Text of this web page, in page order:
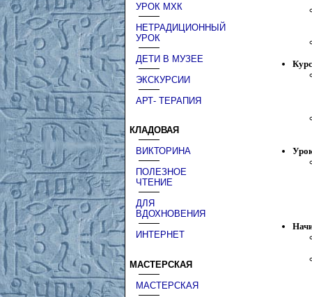
УРОК МХК
НЕТРАДИЦИОННЫЙ
УРОК
ДЕТИ В МУЗЕЕ
ЭКСКУРСИИ
АРТ- ТЕРАПИЯ
КЛАДОВАЯ
ВИКТОРИНА
ПОЛЕЗНОЕ
ЧТЕНИЕ
ДЛЯ
ВДОХНОВЕНИЯ
ИНТЕРНЕТ
МАСТЕРСКАЯ
МАСТЕРСКАЯ